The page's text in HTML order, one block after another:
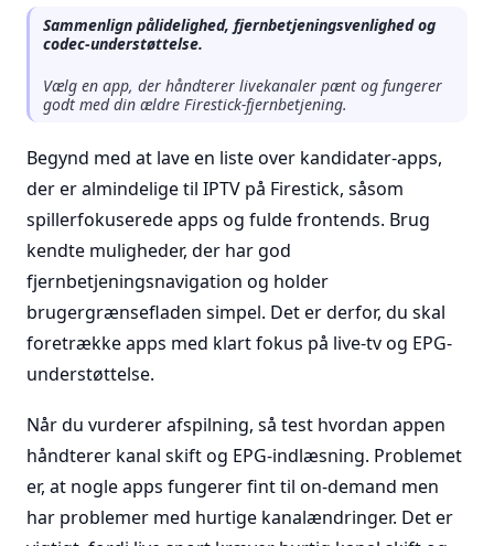
Sammenlign pålidelighed, fjernbetjeningsvenlighed og
codec-understøttelse.
Vælg en app, der håndterer livekanaler pænt og fungerer
godt med din ældre Firestick-fjernbetjening.
Begynd med at lave en liste over kandidater-apps,
der er almindelige til IPTV på Firestick, såsom
spillerfokuserede apps og fulde frontends. Brug
kendte muligheder, der har god
fjernbetjeningsnavigation og holder
brugergrænsefladen simpel. Det er derfor, du skal
foretrække apps med klart fokus på live-tv og EPG-
understøttelse.
Når du vurderer afspilning, så test hvordan appen
håndterer kanal skift og EPG-indlæsning. Problemet
er, at nogle apps fungerer fint til on-demand men
har problemer med hurtige kanalændringer. Det er